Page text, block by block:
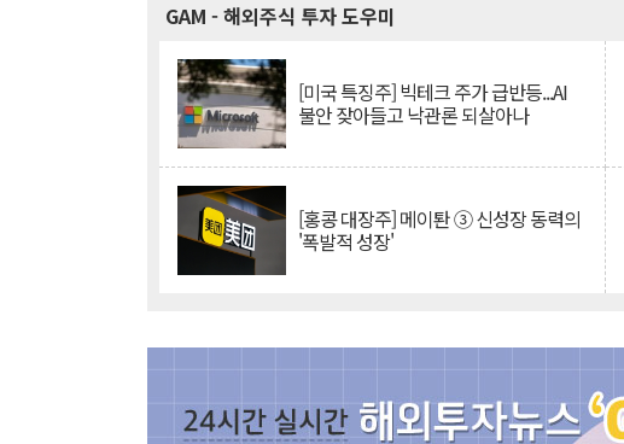
GAM - 해외주식 투자 도우미
[미국 특징주] 빅테크 주가 급반등...AI
불안 잦아들고 낙관론 되살아나
[홍콩 대장주] 메이퇀 ③ 신성장 동력의
'폭발적 성장'